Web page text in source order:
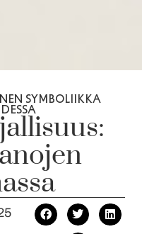
SYMBOLIIKKA